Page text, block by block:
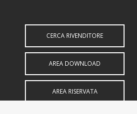
CERCA RIVENDITORE
AREA DOWNLOAD
AREA RISERVATA